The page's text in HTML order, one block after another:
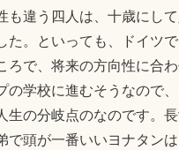
も違う四人は、十歳にし
た。といっても、ドイツ
ろで、将来の方向性に合
の学校に進むそうなので、
生の分岐点のなのです。
で頭が一番いいヨナタン